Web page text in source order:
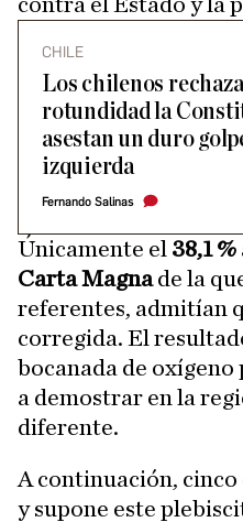
CHILE
Los chilenos
rotundidad la
asestan un duro
izquierda
Fernando Salinas
Únicamente el 38,1 %
Carta Magnade la
referentes, admitían
corregida. El
bocanada de oxígeno
a demostrar en la
diferente.
A continuación, cinco
y supone este